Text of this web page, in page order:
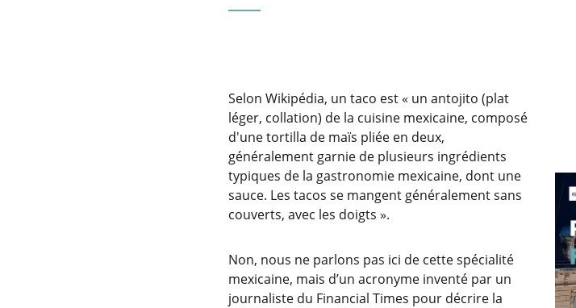
Selon Wikipédia, un taco est « un antojito (plat
léger, collation) de la cuisine mexicaine, composé
d'une tortilla de maïs pliée en deux,
généralement garnie de plusieurs ingrédients
typiques de la gastronomie mexicaine, dont une
sauce. Les tacos se mangent généralement sans
couverts, avec les doigts ».
Non, nous ne parlons pas ici de cette spécialité
mexicaine, mais d’un acronyme inventé par un
journaliste du Financial Times pour décrire la